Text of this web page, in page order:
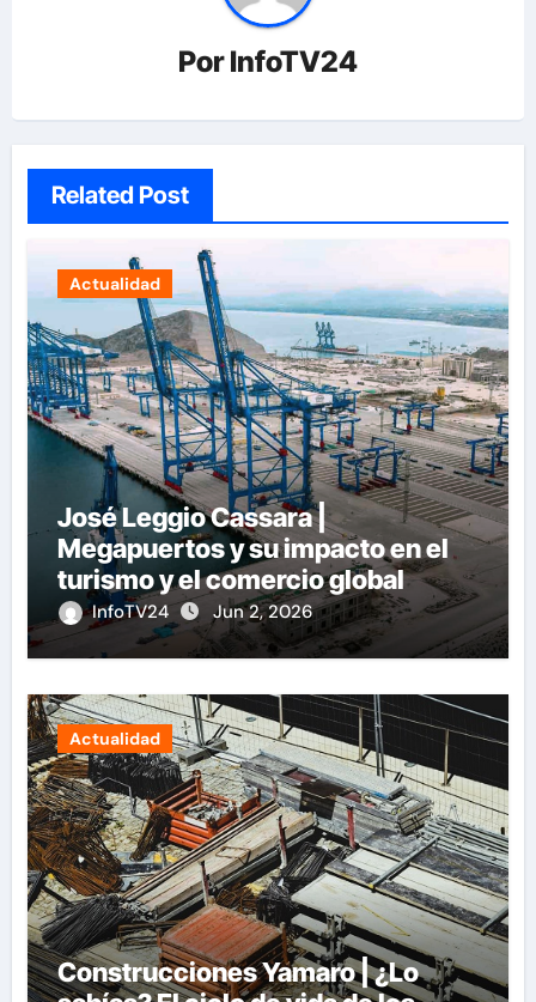
PorInfoTV24
Related Post
Actualidad
José Leggio Cassara |
Megapuertos y su impacto en el
turismo y el comercio global
InfoTV24 Jun 2, 2026
Actualidad
Construcciones Yamaro | ¿Lo